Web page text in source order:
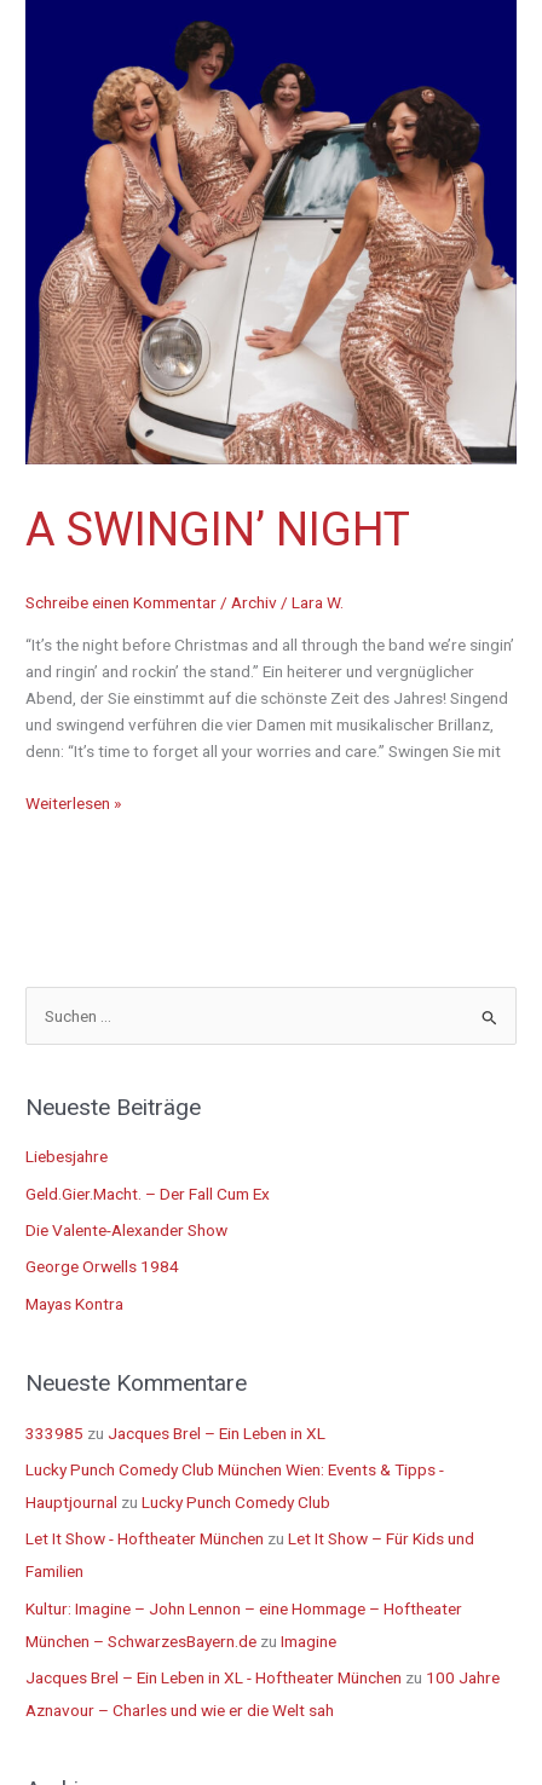
A SWINGIN’ NIGHT
Schreibe einen Kommentar/Archiv/Lara W.
“It’s the night before Christmas and all through the band we’re singin’
and ringin’ and rockin’ the stand.” Ein heiterer und vergnüglicher
Abend, der Sie einstimmt auf die schönste Zeit des Jahres! Singend
und swingend verführen die vier Damen mit musikalischer Brillanz,
denn: “It’s time to forget all your worries and care.” Swingen Sie mit
Weiterlesen »
h
e
h
Neueste Beiträge
Liebesjahre
Geld.Gier.Macht. – Der Fall Cum Ex
Die Valente-Alexander Show
George Orwells 1984
Mayas Kontra
Neueste Kommentare
333985 zu Jacques Brel – Ein Leben in XL
Lucky Punch Comedy Club München Wien: Events & Tipps -
Hauptjournal zuLucky Punch Comedy Club
Let It Show - Hoftheater München zuLet It Show – Für Kids und
Familien
Kultur: Imagine – John Lennon – eine Hommage – Hoftheater
München – SchwarzesBayern.de zuImagine
Jacques Brel – Ein Leben in XL - Hoftheater München zu 100 Jahre
Aznavour – Charles und wie er die Welt sah